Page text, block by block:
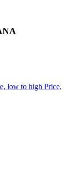
low to high Price,